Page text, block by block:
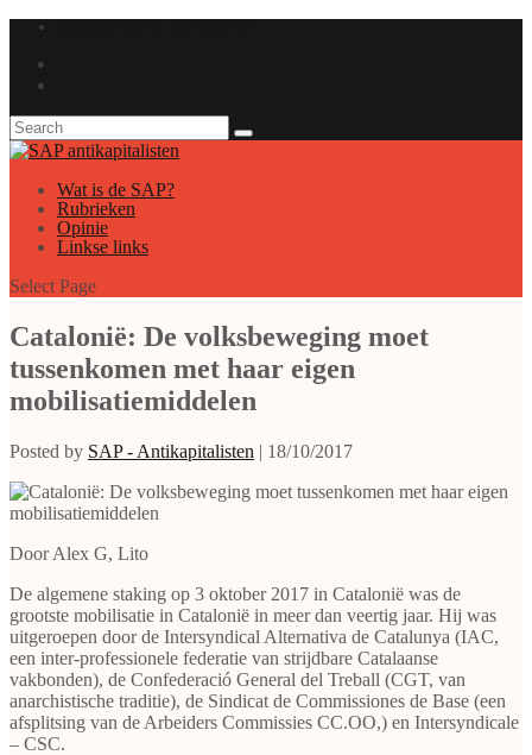
Wat is de SAP?
Rubrieken
Opinie
Linkse links
Select Page
Catalonië: De volksbeweging moet
tussenkomen met haar eigen
mobilisatiemiddelen
Posted by SAP - Antikapitalisten | 18/10/2017
Door Alex G, Lito
De algemene staking op 3 oktober 2017 in Catalonië was de
grootste mobilisatie in Catalonië in meer dan veertig jaar. Hij was
uitgeroepen door de Intersyndical Alternativa de Catalunya (IAC,
een inter-professionele federatie van strijdbare Catalaanse
vakbonden), de Confederació General del Treball (CGT, van
anarchistische traditie), de Sindicat de Commissiones de Base (een
afsplitsing van de Arbeiders Commissies CC.OO,) en Intersyndicale
– CSC.